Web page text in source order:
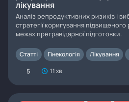
лікування
Аналіз репродуктивних ризиків і
стратегії коригування підвищеного
межах прегравідарної підготовки.
Статті Гінекологія Лікування
5 11 хв